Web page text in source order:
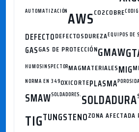
AUTOMATIZACIÓNAWSCO2COBRE
DEFECTODEFECTOSDUREZAEQUIPOS DE
GASGAS DE PROTECCIÓNGMAW
HUMOSINSPECTORMAGMATERIALESMIG
NORMA EN 349OXICORTEPLASMA
SMAWSOLDADORES.SOLDADURA
TIGTUNGSTENOZONA AFECTADA